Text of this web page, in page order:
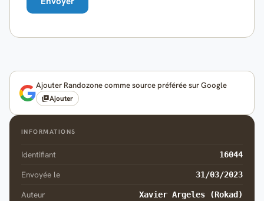
Ajouter Randozone comme source préférée sur Google
Ajouter
INFORMATIONS
Identifiant 16044
Envoyée le 31/03/2023
Auteur Xavier Argeles (Rokad)